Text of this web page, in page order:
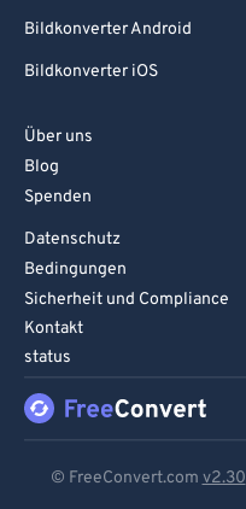
Bildkonverter Android
Bildkonverter iOS
Über uns
Blog
Spenden
Datenschutz
Bedingungen
Sicherheit und Compliance
Kontakt
status
© FreeConvert.com v2.30